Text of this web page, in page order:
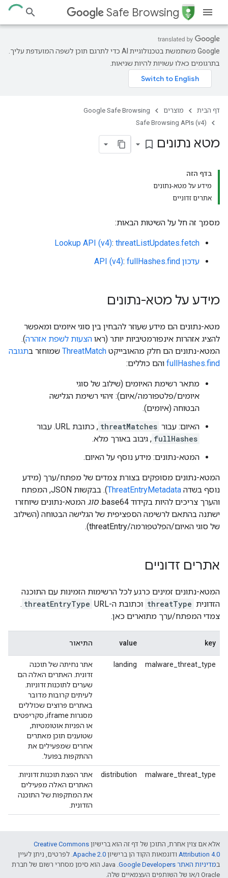
Safe Browsing
‫Google משתמשת בטכנולוגיית AI כדי לתרגם תוכן לשפה המועדפת עליך.
בתרגומים כאלו עשויות להיות שגיאות.
דף הבית מוצרים
Google Safe Browsing
Safe Browsing APIs (v4)
מטא נתונים bookmark_border
בדף הזה
מידע על מטא-נתונים
אתרים זדוניים
מסמך זה חל על השיטות הבאות:
Lookup API (v4): threatListUpdates.fetch
עדכון API (v4)
: fullHashes.find
מידע על מטא-נתונים
מטא-נתונים הם מידע שעוזר להבחין בין סוגי איומים ומאפשר
להציג אזהרות אינפורמטיביות יותר (ראו הצעות לשפת אזהרה).
המטא-נתונים הם חלק מהאובייקט ThreatMatch שמוחזר בתגובה
fullHashes.find והם כוללים:
מתאר רשימת האיומים (שילוב של סוגי
איומים/פלטפורמה/איום): זיהוי רשימת הגלישה
הבטוחה (איומים).
האיום: עבור threatMatches , כתובת URL. עבור
fullHashes , גיבוב באורך מלא.
המטא-נתונים: מידע נוסף על האיום.
המטא-נתונים מסופקים בצורת צמדים של מפתח/ערך (מידע
נוסף בשדה ThreatEntryMetadata
). בבקשות JSON, המפתח
והערך צריכים להיות בקידוד base64.
סוג המטא-נתונים שיוחזרו
ישתנה בהתאם לרשימה הספציפית של הגלישה הבטוחה (השילוב
של סוגי האיום/הפלטפורמה/threatEntry).
אתרים זדוניים
המטא-נתונים זמינים כרגע לכל הרשימות הזמינות עם התוכנה
הזדונית threatType וכתובת ה-URL threatEntryType
.
צמדי המפתח/ערך מתוארים כאן.
key
value התיאור
malware_threat_type
landing
אתר נחיתה של תוכנה
זדונית. האתרים האלה הם
שערים לתוכנות זדוניות.
לעיתים קרובות מדובר
באתרים פרוצים שכוללים
מסגרות iframe, סקריפטים
או הפניות אוטומטיות,
שטוענים תוכן מאתרים
אחרים שמפעילים את
ההתקפות בפועל.
malware_threat_type
distribution
אתר הפצת תוכנות זדוניות.
האתרים האלה מפעילים
את המתקפות של התוכנה
הזדונית.
אלא אם צוין אחרת, התוכן של דף זה הוא ברישיון Creative Commons
Attribution 4.0 ודוגמאות הקוד הן ברישיון Apache 2.0. לפרטים, ניתן לעיין
במדיניות האתר Google Developers‏
.‏ Java הוא סימן מסחרי רשום של חברת
Oracle ו/או של השותפים העצמאיים שלה.